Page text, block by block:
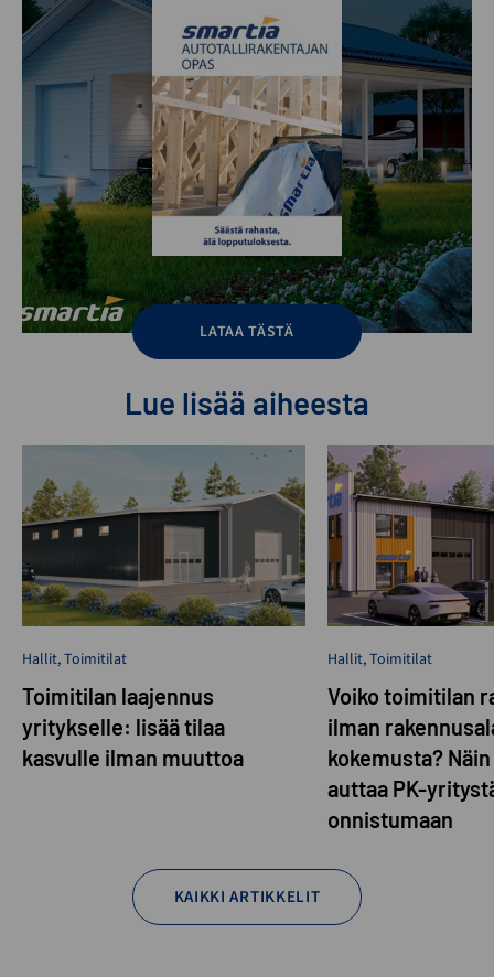
LATAA TÄSTÄ
Lue lisää aiheesta
Hallit,Toimitilat
Toimitilan laajennus
yritykselle: lisää tilaa
kasvulle ilman muuttoa
Hallit,Toimitilat
Voiko toimitilan
ilman
kokemusta?
auttaa PK-
onnistumaan
KAIKKI ARTIKKELIT